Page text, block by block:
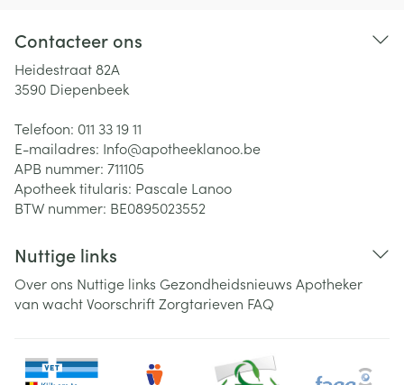
Contacteer ons
Heidestraat 82A
3590 Diepenbeek
Telefoon: 011 33 19 11
E-mailadres: Info@apotheeklanoo.be
APB nummer: 711105
Apotheek titularis: Pascale Lanoo
BTW nummer: BE0895023552
Nuttige links
Over ons Nuttige links Gezondheidsnieuws Apotheker
van wachtVoorschriftZorgtarieven FAQ